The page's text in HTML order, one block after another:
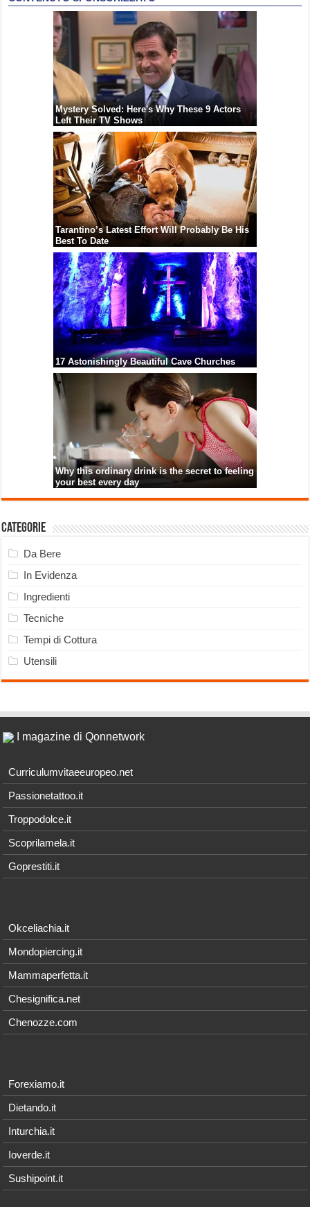
Categorie
Da Bere
In Evidenza
Ingredienti
Tecniche
Tempi di Cottura
Utensili
I magazine di Qonnetwork
Curriculumvitaeeuropeo.net
Passionetattoo.it
Troppodolce.it
Scoprilamela.it
Goprestiti.it
Okceliachia.it
Mondopiercing.it
Mammaperfetta.it
Chesignifica.net
Chenozze.com
Forexiamo.it
Dietando.it
Inturchia.it
Ioverde.it
Sushipoint.it